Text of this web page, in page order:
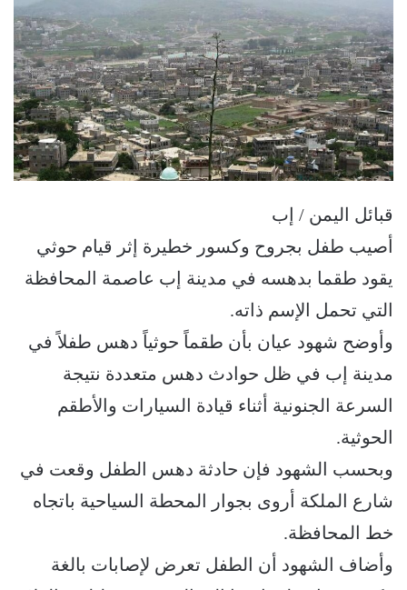
قبائل اليمن / إب
أصيب طفل بجروح وكسور خطيرة إثر قيام حوثي
يقود طقما بدهسه في مدينة إب عاصمة المحافظة
التي تحمل الإسم ذاته.
وأوضح شهود عيان بأن طقماً حوثياً دهس طفلاً في
مدينة إب في ظل حوادث دهس متعددة نتيجة
السرعة الجنونية أثناء قيادة السيارات والأطقم
الحوثية.
وبحسب الشهود فإن حادثة دهس الطفل وقعت في
شارع الملكة أروى بجوار المحطة السياحية باتجاه
خط المحافظة.
وأضاف الشهود أن الطفل تعرض لإصابات بالغة